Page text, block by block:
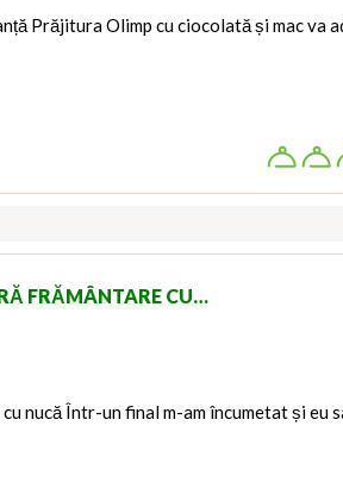
Prăjitura Olimp cu ciocolată și mac va
FRĂMÂNTARE CU…
nucă Într-un final m-am încumetat și eu